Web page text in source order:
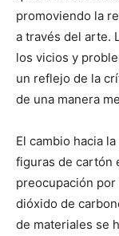
promoviendo la
a través del arte.
los vicios y
un reflejo de la
de una manera
El cambio hacia
figuras de cartón
preocupación
dióxido de
de materiales se